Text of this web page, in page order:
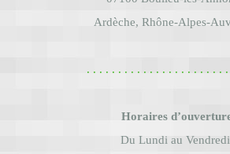
​Ardèche, Rhône-Alpes-
. . . . . . . . . . . . . . . . . . . . . .
Horaires
Du Lundi au